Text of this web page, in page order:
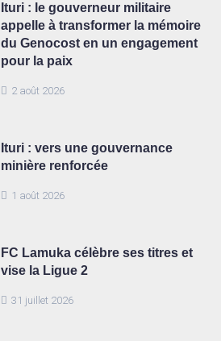
2 août 2026
Ituri : le gouverneur militaire
appelle à transformer la mémoire
du Genocost en un engagement
pour la paix
1 août 2026
Ituri : vers une gouvernance
minière renforcée
31 juillet 2026
FC Lamuka célèbre ses titres et
vise la Ligue 2